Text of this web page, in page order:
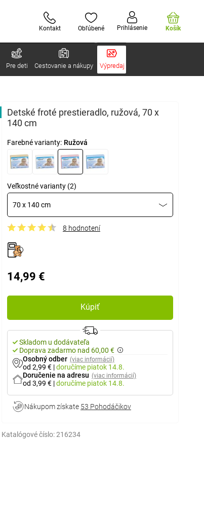
Kontakt Obľúbené Prihlásenie Košík
Pre deti Cestovanie a nákupy Výpredaj
Detské froté prestieradlo, ružová, 70 x
140 cm
Farebné varianty: Ružová
Veľkostné varianty (2)
70 x 140 cm
8 hodnotení
14,99 €
Kúpiť
Skladom u dodávateľa
Doprava zadarmo nad 60,00 €
Osobný odber (viac informácií)
od 2,99 € |doručíme piatok 14.8.
Doručenie na adresu (viac informácií)
od 3,99 € |doručíme piatok 14.8.
Nákupom získate 53 Pohodáčikov
Katalógové číslo:216234